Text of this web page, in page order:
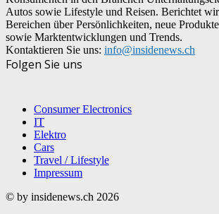
Autos sowie Lifestyle und Reisen. Berichtet
Bereichen über Persönlichkeiten, neue
sowie Marktentwicklungen und Trends.
Kontaktieren Sie uns: info@insidenews.ch
Folgen Sie uns
Consumer Electronics
IT
Elektro
Cars
Travel / Lifestyle
Impressum
© by insidenews.ch 2026